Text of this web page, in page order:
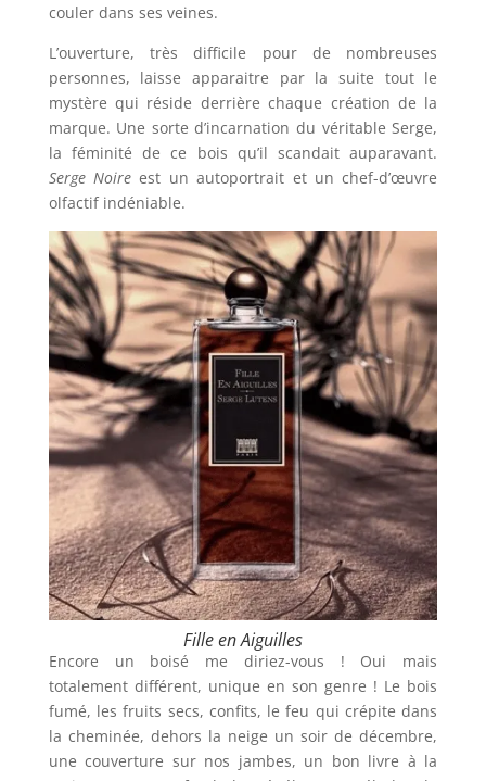
couler dans ses veines.
L’ouverture, très difficile pour de nombreuses
personnes, laisse apparaitre par la suite tout le
mystère qui réside derrière chaque création de la
marque. Une sorte d’incarnation du véritable Serge,
la féminité de ce bois qu’il scandait auparavant.
Serge Noire est un autoportrait et un chef-d’œuvre
olfactif indéniable.
Fille en Aiguilles
Encore un boisé me diriez-vous ! Oui mais
totalement différent, unique en son genre ! Le bois
fumé, les fruits secs, confits, le feu qui crépite dans
la cheminée, dehors la neige un soir de décembre,
une couverture sur nos jambes, un bon livre à la